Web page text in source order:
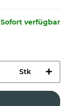
Sofort verfügbar
Stk